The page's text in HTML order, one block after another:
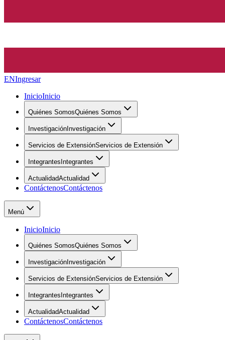
ENIngresar
InicioInicio
Quiénes SomosQuiénes Somos
Investigación Investigación
Servicios de ExtensiónServicios de Extensión
Integrantes Integrantes
ActualidadActualidad
ContáctenosContáctenos
Menú
InicioInicio
Quiénes SomosQuiénes Somos
Investigación Investigación
Servicios de ExtensiónServicios de Extensión
Integrantes Integrantes
ActualidadActualidad
ContáctenosContáctenos